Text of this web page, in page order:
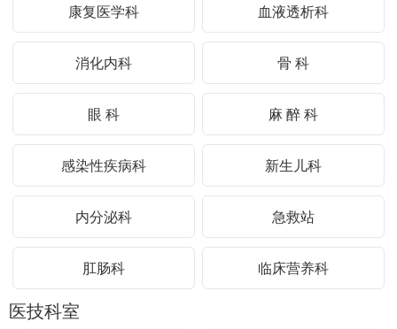
康复医学科 血液透析科
消化内科 骨 科
眼 科 麻 醉 科
感染性疾病科 新生儿科
内分泌科 急救站
肛肠科 临床营养科
医技科室